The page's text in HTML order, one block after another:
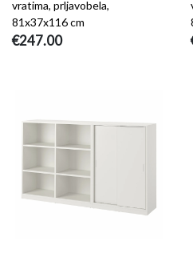
vratima, prljavobela,
81x37x116 cm
€247.00